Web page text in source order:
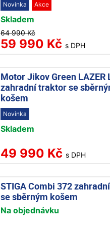
Novinka Akce
Skladem
64 990 Kč
59 990 Kč s DPH
Motor Jikov Green LAZER
zahradní traktor se
košem
Novinka
Skladem
49 990 Kč s DPH
STIGA Combi 372
se sběrným košem
Na objednávku